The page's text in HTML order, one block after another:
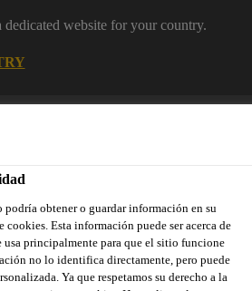
website for your country.
obtener o guardar información en su
Esta información puede ser acerca de
usa principalmente para que el sitio funcione
no lo identifica directamente, pero puede
Ya que respetamos su derecho a la